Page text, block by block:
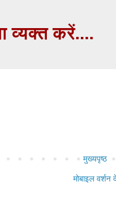
व्यक्त करें....
मुख्यपृष्ठ
मोबाइल वर्शन